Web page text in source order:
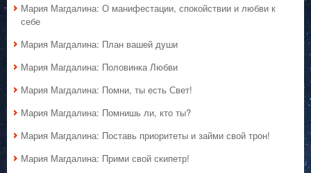
Мария Магдалина: О манифестации, спокойствии и любви к
себе
Мария Магдалина: План вашей души
Мария Магдалина: Половинка Любви
Мария Магдалина: Помни, ты есть Свет!
Мария Магдалина: Помнишь ли, кто ты?
Мария Магдалина: Поставь приоритеты и займи свой трон!
Мария Магдалина: Прими свой скипетр!